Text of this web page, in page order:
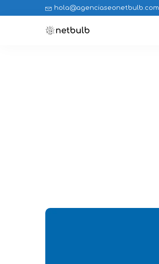
hola@agenciaseonetbulb.com